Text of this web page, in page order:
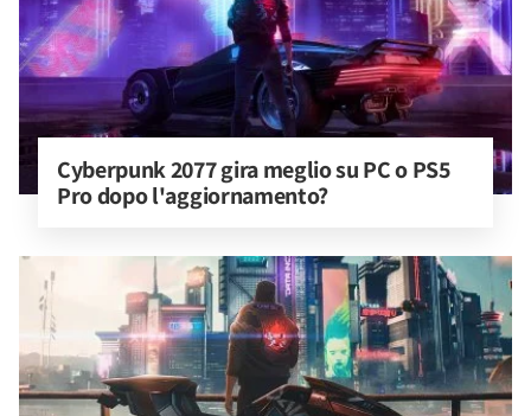
Cyberpunk 2077 gira meglio su PC o PS5
Pro dopo l'aggiornamento?